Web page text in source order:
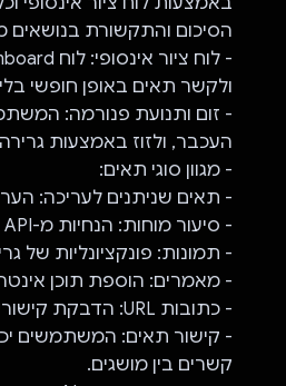
הסיכום והתקשורת בנושאים
ולקשר תאים באופן חופשי
- זום ותנועת פנורמה:
העכבר, ולזוז באמצעות
- מגוון סוגי תאים:
- תאים שניתנים לעריכה:
- סיעור מוחות: הנחיות מ-Gemini API ליצירת רעיונות.
- תמונות: פונקציונליות של
- מאמרים: הוספת תוכן
- כתובות URL: הדבקת קישורים כדי לאחזר תצוגות מקדימות של אתרים.
- קישור תאים: המשתמשים
קשרים בין מושגים.